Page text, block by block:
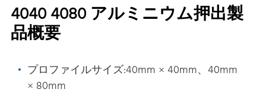
4040 4080 アルミニウム押出製
品概要
プロファイルサイズ:40mm × 40mm、40mm
× 80mm